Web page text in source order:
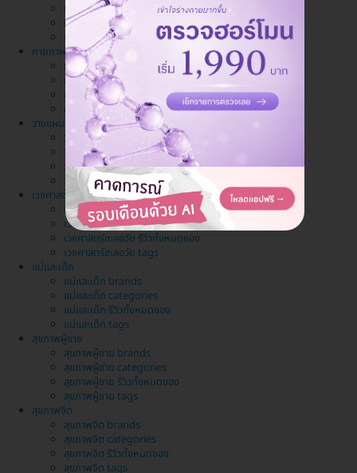
แพ็กเกจทำฟัน categories
แพ็กเกจทำฟัน รีวิวทั้งหมดของ
แพ็กเกจทำฟัน tags
กายภาพบำบัด นวด สปา
กายภาพบำบัด นวด สปา brands
กายภาพบำบัด นวด สปา categories
กายภาพบำบัด นวด สปา รีวิวทั้งหมดของ
กายภาพบำบัด นวด สปา tags
วางแผนครอบครัว
วางแผนครอบครัว brands
วางแผนครอบครัว categories
วางแผนครอบครัว รีวิวทั้งหมดของ
วางแผนครอบครัว tags
เวชศาสตร์ชะลอวัย
เวชศาสตร์ชะลอวัย brands
เวชศาสตร์ชะลอวัย categories
เวชศาสตร์ชะลอวัย รีวิวทั้งหมดของ
เวชศาสตร์ชะลอวัย tags
แม่และเด็ก
แม่และเด็ก brands
แม่และเด็ก categories
แม่และเด็ก รีวิวทั้งหมดของ
แม่และเด็ก tags
สุขภาพผู้ชาย
สุขภาพผู้ชาย brands
สุขภาพผู้ชาย categories
สุขภาพผู้ชาย รีวิวทั้งหมดของ
สุขภาพผู้ชาย tags
สุขภาพจิต
สุขภาพจิต brands
สุขภาพจิต categories
สุขภาพจิต รีวิวทั้งหมดของ
สุขภาพจิต tags